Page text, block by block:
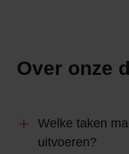
Over onze
Welke taken
uitvoeren?